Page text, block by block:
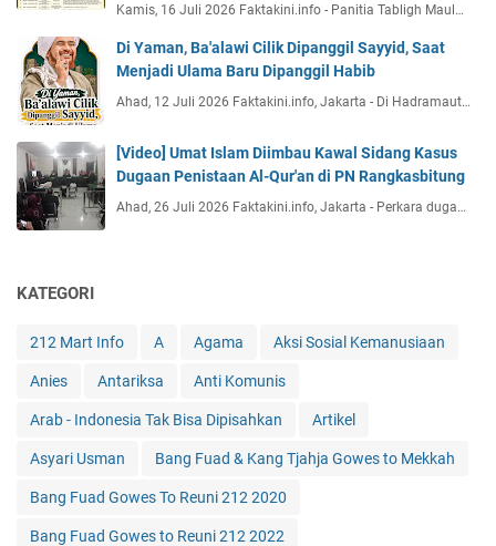
Kamis, 16 Juli 2026 Faktakini.info - Panitia Tabligh Maul…
Di Yaman, Ba'alawi Cilik Dipanggil Sayyid, Saat
Menjadi Ulama Baru Dipanggil Habib
Ahad, 12 Juli 2026 Faktakini.info, Jakarta - Di Hadramaut…
[Video] Umat Islam Diimbau Kawal Sidang Kasus
Dugaan Penistaan Al-Qur'an di PN Rangkasbitung
Ahad, 26 Juli 2026 Faktakini.info, Jakarta - Perkara duga…
KATEGORI
212 Mart Info A Agama Aksi Sosial Kemanusiaan
Anies Antariksa Anti Komunis
Arab - Indonesia Tak Bisa Dipisahkan Artikel
Asyari Usman Bang Fuad & Kang Tjahja Gowes to Mekkah
Bang Fuad Gowes To Reuni 212 2020
Bang Fuad Gowes to Reuni 212 2022